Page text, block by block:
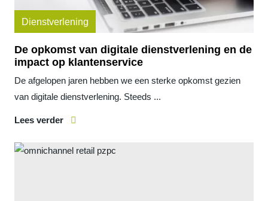
Dienstverlening
De opkomst van digitale dienstverlening en de
impact op klantenservice
De afgelopen jaren hebben we een sterke opkomst gezien
van digitale dienstverlening. Steeds ...
Lees verder